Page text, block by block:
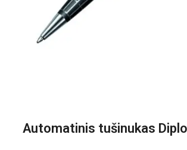
Automatinis tušinukas